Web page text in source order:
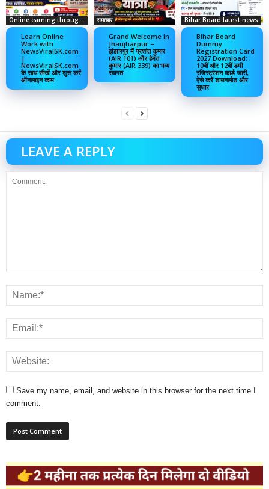
Online earning through social media
Learn Online
Work with
NewsViralSK.com
|
NewsViralSK.com
के साथ सीखें और शुरू करें
ऑनलाइन काम
समाचार
Grand Welcome in
Jhanjharpur –
झंझारपुर में प्रशांत कुमार
(AIR 101) और हेमंत
कुमार (AIR 339) का भव्य
स्वागत
Bihar Board latest news
Bihar Board
Dummy
Registration Card
2027 Download:
10वीं और 12वीं डमी
रजिस्ट्रेशन कार्ड जारी,
ऐसे करें डाउनलोड और
सुधार
LEAVE A REPLY
Save my name, email, and website in this browser for the next time I
comment.